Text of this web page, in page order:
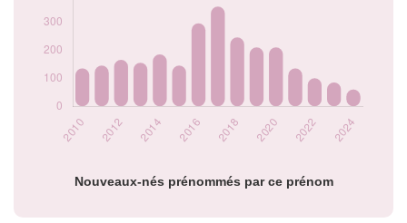
Nouveaux-nés prénommés par ce prénom
Popularité du
2020
2021
2023
60